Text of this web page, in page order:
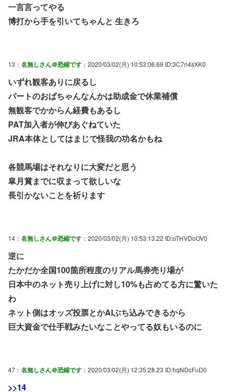
一言言ってやる
博打から手を引いてちゃんと 生きろ
13： 名無しさん＠恐縮です ：2020/03/02(月) 10:53:06.69 ID:3C7n4sXK0
いずれ観客ありに戻るし
パートのおばちゃんなんかは助成金で休業補償
無観客でかからん経費もあるし
PAT加入者が伸びあぐねていた
JRA本体としてはまじで怪我の功名かもね
各競馬場はそれなりに大変だと思う
皐月賞までに収まって欲しいな
長引かないことを祈ります
14： 名無しさん＠恐縮です ：2020/03/02(月) 10:53:13.22 ID:oTHVDoOV0
逆に
たかだか全国100箇所程度のリアル馬券売り場が
日本中のネット売り上げに対し10%も占めてる方に驚いた
わ
ネット側はオッズ投票とかAIぶち込みできるから
巨大資金で仕手戦みたいなことやってる奴もいるのに
47： 名無しさん＠恐縮です ：2020/03/02(月) 12:35:28.23 ID:hqNDcFuD0
>>14